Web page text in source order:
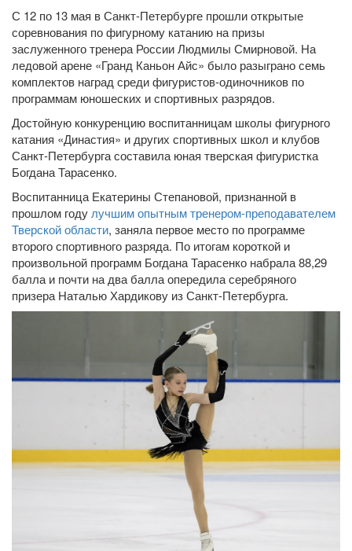
С 12 по 13 мая в Санкт-Петербурге прошли открытые
соревнования по фигурному катанию на призы
заслуженного тренера России Людмилы Смирновой. На
ледовой арене «Гранд Каньон Айс» было разыграно семь
комплектов наград среди фигуристов-одиночников по
программам юношеских и спортивных разрядов.
Достойную конкуренцию воспитанницам школы фигурного
катания «Династия» и других спортивных школ и клубов
Санкт-Петербурга составила юная тверская фигуристка
Богдана Тарасенко.
Воспитанница Екатерины Степановой, признанной в
прошлом году лучшим опытным тренером-преподавателем
Тверской области, заняла первое место по программе
второго спортивного разряда. По итогам короткой и
произвольной программ Богдана Тарасенко набрала 88,29
балла и почти на два балла опередила серебряного
призера Наталью Хардикову из Санкт-Петербурга.